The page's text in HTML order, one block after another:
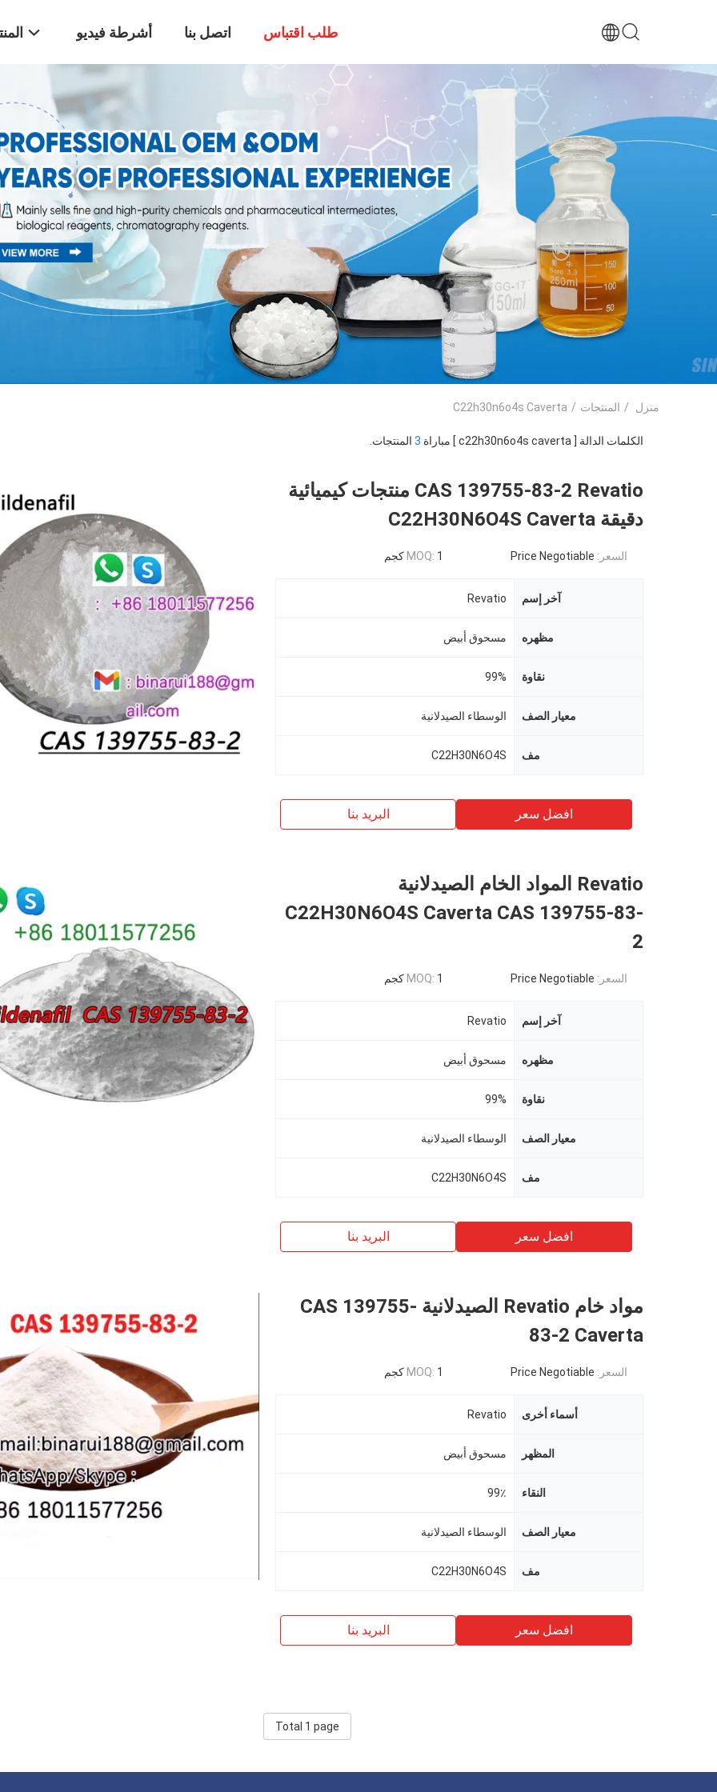
أشرطة فيديو اتصل بنا طلب اقتباس
منزل / المنتجات /
C22h30n6o4s Caverta
الكلمات الدالة [ c22h30n6o4s caverta ] مباراة 3 المنتجات.
CAS 139755-83-2 Revatio منتجات كيميائية
دقيقة C22H30N6O4S Caverta
السعر: Price Negotiable
MOQ: 1 كجم
آخر إسم Revatio
مظهره مسحوق أبيض
نقاوة 99%
معيار الصف الوسطاء الصيدلانية
مف C22H30N6O4S
افضل سعر البريد بنا
Revatio المواد الخام الصيدلانية
C22H30N6O4S Caverta CAS 139755-83-
2
السعر: Price Negotiable
MOQ: 1 كجم
آخر إسم Revatio
مظهره مسحوق أبيض
نقاوة 99%
معيار الصف الوسطاء الصيدلانية
مف C22H30N6O4S
افضل سعر البريد بنا
مواد خام Revatio الصيدلانية CAS 139755-
83-2 Caverta
السعر: Price Negotiable
MOQ: 1 كجم
أسماء أخرى Revatio
المظهر مسحوق أبيض
النقاء 99٪
معيار الصف الوسطاء الصيدلانية
مف C22H30N6O4S
افضل سعر البريد بنا
Total 1 page